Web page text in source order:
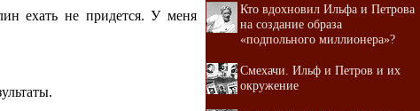
ехать не придется. У меня
Кто вдохновил Ильфа и Петрова
на создание образа
«подпольного миллионера»?
Смехачи. Ильф и Петров и их
окружение